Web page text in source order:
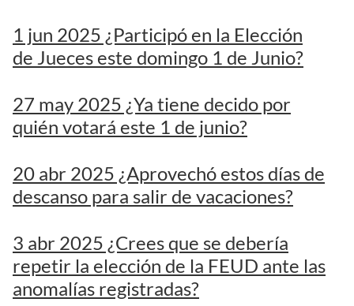
1 jun 2025 ¿Participó en la Elección
de Jueces este domingo 1 de Junio?
27 may 2025 ¿Ya tiene decido por
quién votará este 1 de junio?
20 abr 2025 ¿Aprovechó estos días de
descanso para salir de vacaciones?
3 abr 2025 ¿Crees que se debería
repetir la elección de la FEUD ante las
anomalías registradas?